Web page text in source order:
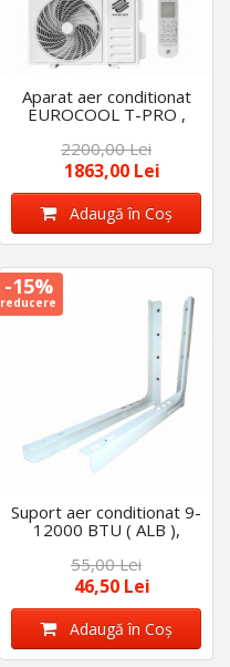
Aparat aer conditionat
EUROCOOL T-PRO ,
Inverter, Wi-Fi, Active
Carbon Filter
2200,00 Lei
1863,00 Lei
Adaugă în Coş
-15%
reducere
Suport aer conditionat 9-
12000 BTU ( ALB ),
55,00 Lei
46,50 Lei
Adaugă în Coş